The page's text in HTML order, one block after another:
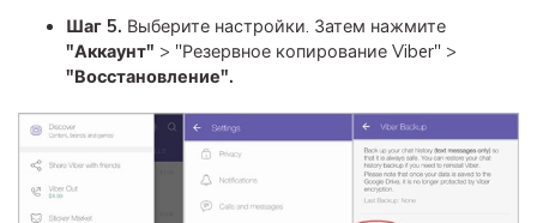
Шаг 5. Выберите настройки. Затем нажмите
"Аккаунт" > "Резервное копирование Viber" >
"Восстановление".